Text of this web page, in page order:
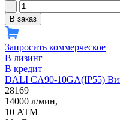
-
В заказ
Запросить коммерческое
В лизинг
В кредит
DALI CA90-10GA(IP55)
28169
14000 л/мин,
10 АТМ